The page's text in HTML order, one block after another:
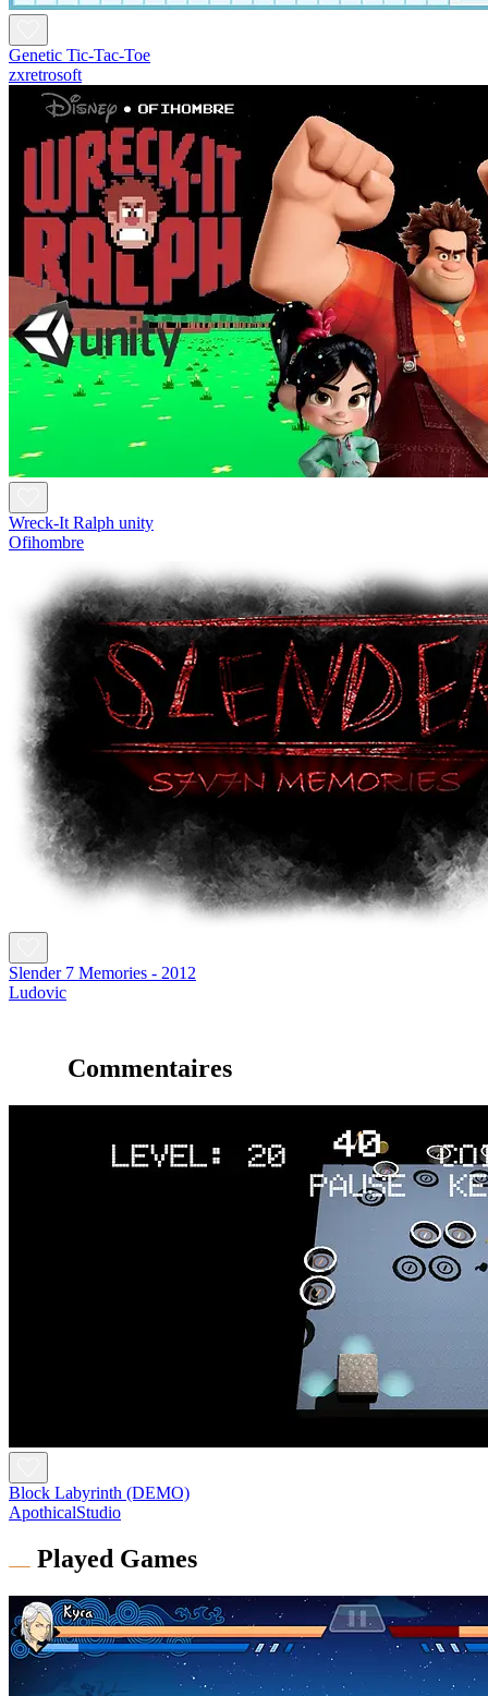
Genetic Tic-Tac-Toe
zxretrosoft
Wreck-It Ralph unity
Ofihombre
Slender 7 Memories - 2012
Ludovic
Commentaires
Block Labyrinth (DEMO)
ApothicalStudio
Played Games